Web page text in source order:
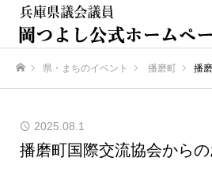
県・まちのイベント 播磨町 播
2025.08.1
播磨町国際交流協会から